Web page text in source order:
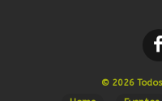
© 2026